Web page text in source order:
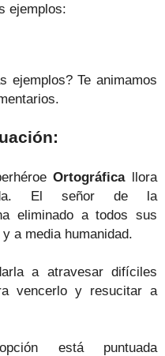
ejemplos:
ejemplos? Te animamos
Ortográficallora
El señor de la
eliminado a todos sus
a media humanidad.
a atravesar difíciles
vencerlo y resucitar a
está puntuada